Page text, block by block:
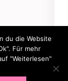
du die Website
Für mehr
"Weiterlesen"